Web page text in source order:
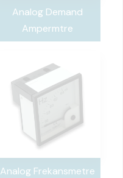
Analog Demand
Ampermtre
Analog Frekansmetre